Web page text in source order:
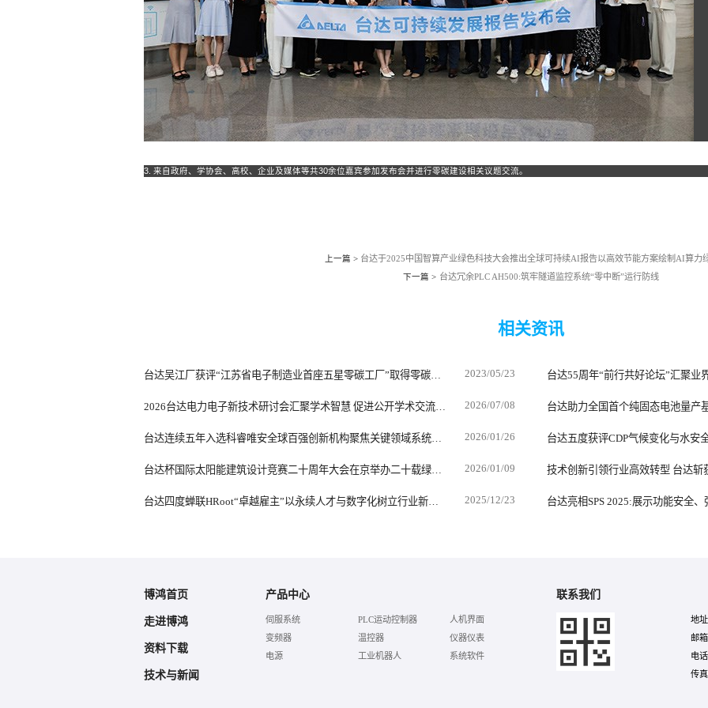
3. 来自政府、学协会、高校、企业及媒体等共30余位嘉宾参加发布会并进行零碳建设相关议题交流。
上一篇 > 台达于2025中国智算产业绿色科技大会推出全球可持续AI报告以高效节能方案绘制AI算力
下一篇 > 台达冗余PLC AH500:筑牢隧道监控系统“零中断”运行防线
相关资讯
2023/05/23
2026/07/08 台达助力全国首个纯固态电池量产
2026/01/26 台达五度获评CDP气候变化与水安
2026/01/09
2025/12/23 台达亮相SPS 2025:展示功能安全
博鸿首页
走进博鸿
资料下载
技术与新闻
产品中心
伺服系统 PLC运动控制器
人机界面
变频器
温控器
仪器仪表
电源
工业机器人 系统软件
联系我们
地
邮
电
传